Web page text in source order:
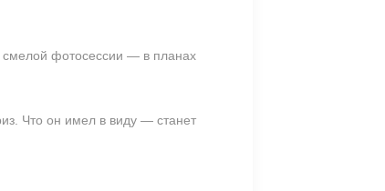
смелой фотосессии — в планах
Что он имел в виду — станет